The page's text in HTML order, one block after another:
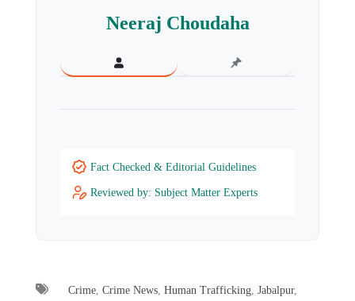
Neeraj Choudaha
Fact Checked & Editorial Guidelines
Reviewed by: Subject Matter Experts
Crime, Crime News, Human Trafficking, Jabalpur,